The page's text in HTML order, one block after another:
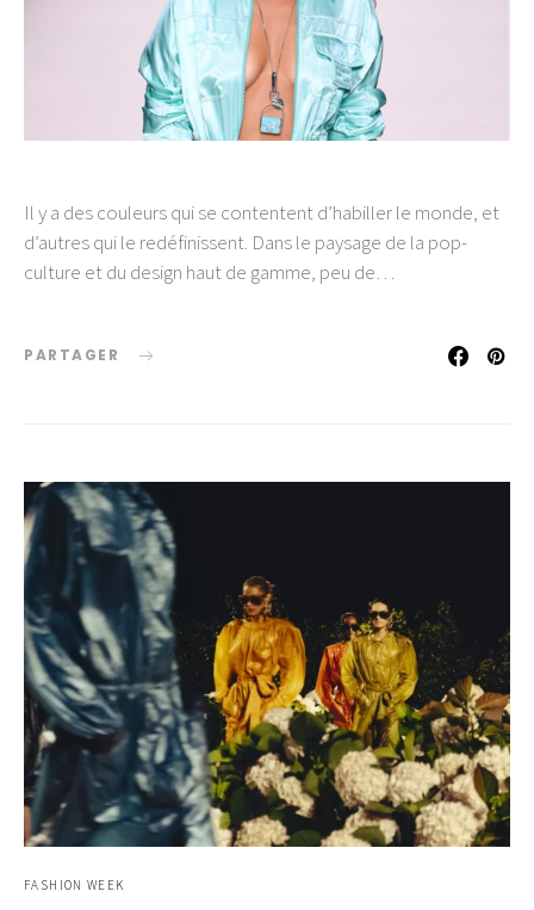
Il y a des couleurs qui se contentent d’habiller le monde, et
d’autres qui le redéfinissent. Dans le paysage de la pop-
culture et du design haut de gamme, peu de…
PARTAGER
FASHION WEEK